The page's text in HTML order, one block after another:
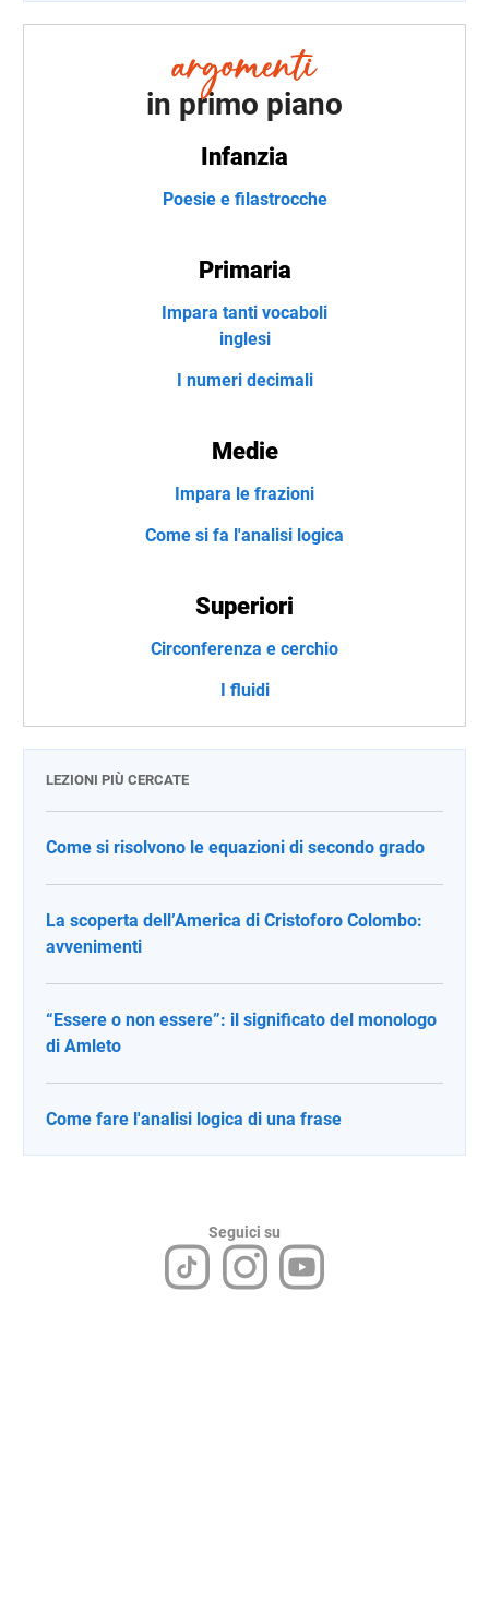
in primo piano
Infanzia
Poesie e filastrocche
Primaria
Impara tanti vocaboli
inglesi
I numeri decimali
Medie
Impara le frazioni
Come si fa l'analisi logica
Superiori
Circonferenza e cerchio
I fluidi
LEZIONI PIÙ CERCATE
Come si risolvono le equazioni di secondo grado
La scoperta dell’America di Cristoforo Colombo:
avvenimenti
“Essere o non essere”: il significato del monologo
di Amleto
Come fare l'analisi logica di una frase
Seguici su